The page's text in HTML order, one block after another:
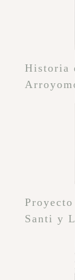
Historia
Santi y